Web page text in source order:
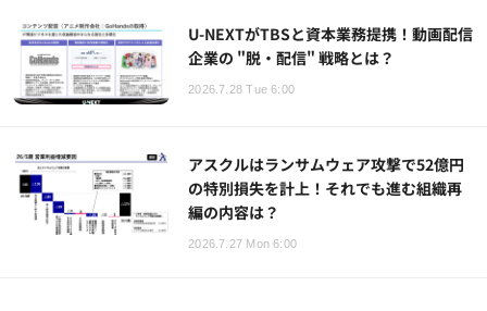
U-NEXTがTBSと資本業務提携！動画配信
企業の "脱・配信" 戦略とは？
2026.7.28 Tue 6:00
アスクルはランサムウェア攻撃で52億円
の特別損失を計上！それでも進む組織再
編の内容は？
2026.7.27 Mon 6:00